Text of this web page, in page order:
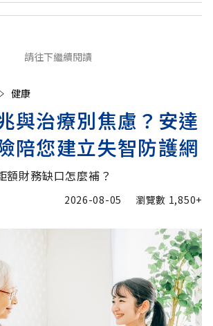
請往下繼續閱讀
健康
與治療別焦慮？安達
陪您建立失智防護網
額財務缺口怎麼補？
2026-08-05 瀏覽數 1,850+